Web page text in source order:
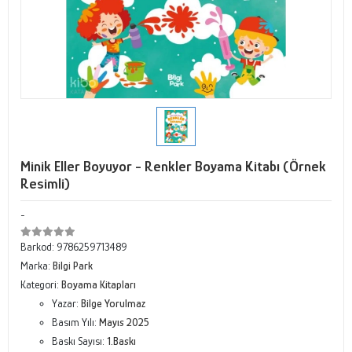
Minik Eller Boyuyor - Renkler Boyama Kitabı (Örnek
Resimli)
-
Barkod: 9786259713489
Marka: Bilgi Park
Kategori: Boyama Kitapları
Yazar: Bilge Yorulmaz
Basım Yılı: Mayıs 2025
Baskı Sayısı: 1.Baskı